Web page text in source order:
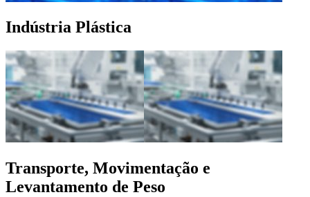
Indústria Plástica
Transporte, Movimentação e
Levantamento de Peso